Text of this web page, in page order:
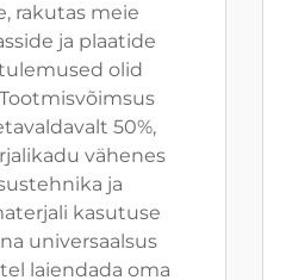
rakutas meie
ja plaatide
olid
50%,
vähenes
ja
kasutuse
universaalsus
laiendada oma